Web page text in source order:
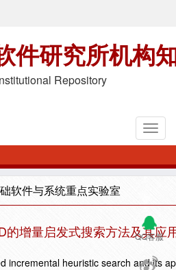
件研究所机构
Repository
软件与系统重点实验室
QQ客服
的增量启发式搜索方法及其应
incremental heuristic search and its